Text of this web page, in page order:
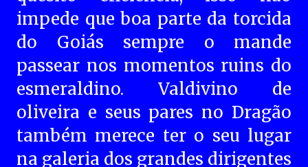
impede que boa parte da torcida
do Goiás sempre o mande
passear nos momentos ruins do
esmeraldino. Valdivino de
oliveira e seus pares no Dragão
também merece ter o seu lugar
na galeria dos grandes dirigentes